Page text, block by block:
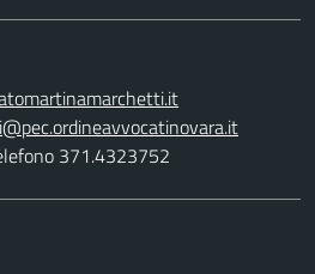
371.4323752